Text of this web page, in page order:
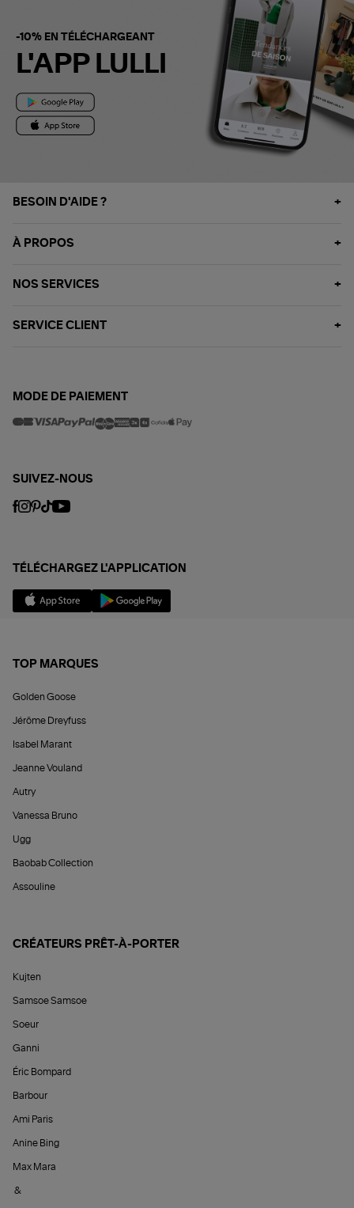
-10% EN TÉLÉCHARGEANT
L'APP LULLI
BESOIN D'AIDE ?
À PROPOS
NOS SERVICES
SERVICE CLIENT
MODE DE PAIEMENT
SUIVEZ-NOUS
TÉLÉCHARGEZ L'APPLICATION
TOP MARQUES
Golden Goose
Jérôme Dreyfuss
Isabel Marant
Jeanne Vouland
Autry
Vanessa Bruno
Ugg
Baobab Collection
Assouline
CRÉATEURS PRÊT-À-PORTER
Kujten
Samsoe Samsoe
Soeur
Ganni
Éric Bompard
Barbour
Ami Paris
Anine Bing
Max Mara
&